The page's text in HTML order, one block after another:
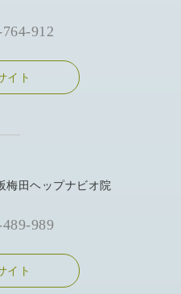
912
イト
梅田ヘップナビオ院
989
イト